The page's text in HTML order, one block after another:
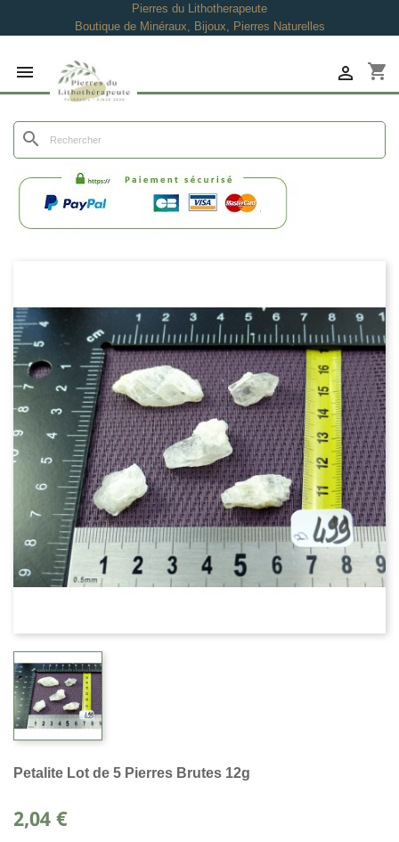
Pierres du Lithotherapeute
Boutique de Minéraux, Bijoux, Pierres Naturelles
 shopping_cart

search
Petalite Lot de 5 Pierres Brutes 12g
2,04 €